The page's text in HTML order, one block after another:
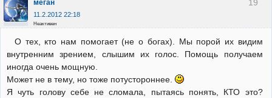
19
меган
11.2.2012 22:18
Неактивен
О тех, кто нам помогает (не о богах). Мы порой их видим
внутренним зрением, слышим их голос. Помощь получаем
иногда очень мощную.
Может не в тему, но тоже потустороннее.
Я чуть голову себе не сломала, пытаясь понять, КТО это?